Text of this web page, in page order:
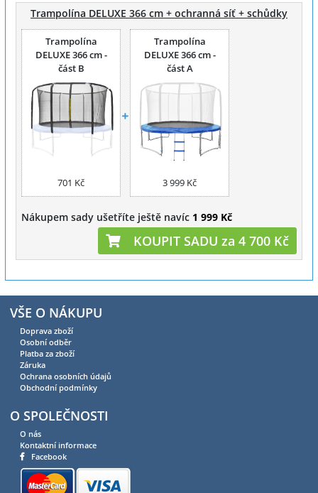
Trampolína DELUXE 366 cm + ochranná síť + schůdky
Trampolína
DELUXE 366 cm -
část B
701 Kč
Trampolína
DELUXE 366 cm -
část A
3 999 Kč
Nákupem sady ušetříte ještě navíc 1 999 Kč
KOUPIT SADU za 4 700 Kč
VŠE O NÁKUPU
Doprava zboží
Osobní odběr
Platba za zboží
Záruka
Ochrana osobních údajů
Obchodní podmínky
O SPOLEČNOSTI
O nás
Kontaktní informace
Facebook